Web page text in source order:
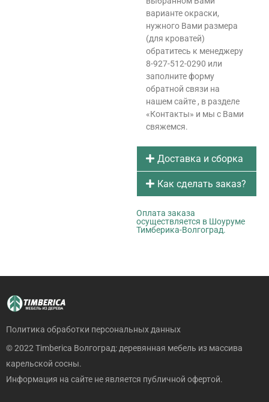
варианте окраски,
нужного Вами размера
(для кроватей)
обратитесь к менеджеру
8-927-512-0290 или
заполните форму
обратной связи на
нашем сайте , в разделе
«Контакты» и мы с Вами
свяжемся.
Доставка и сборка
Как сделать заказ?
Оплата заказа
осуществляется в Шоуруме
Тимберика-Волгоград.
Политика обработки персональных данных
© 2022 Timberica Волгоград: деревянная мебель из массива
карельской сосны.
Информация на сайте не является публичной офертой.